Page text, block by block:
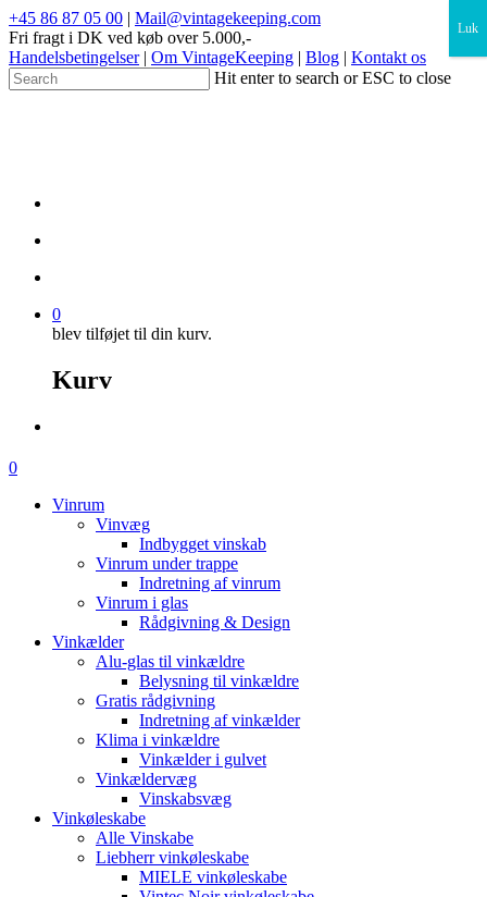
+45 86 87 05 00 | Mail@vintagekeeping.com
Fri fragt i DK ved køb over 5.000,-
Handelsbetingelser| Om VintageKeeping | Blog | Kontakt os
Hit enter to search or ESC to close
0
blev tilføjet til din kurv.
Kurv
0
Vinrum
Vinvæg
Indbygget vinskab
Vinrum under trappe
Indretning af vinrum
Vinrum i glas
Rådgivning & Design
Vinkælder
Alu-glas til vinkældre
Belysning til vinkældre
Gratis rådgivning
Indretning af vinkælder
Klima i vinkældre
Vinkælder i gulvet
Vinkældervæg
Vinskabsvæg
Vinkøleskabe
Alle Vinskabe
Liebherr vinkøleskabe
MIELE vinkøleskabe
×
Luk